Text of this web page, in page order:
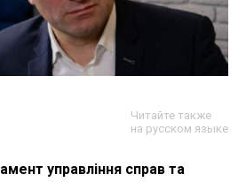
Читайте также
на русском языке
управління справ та